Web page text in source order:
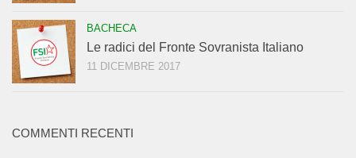
BACHECA
Le radici del Fronte Sovranista Italiano
11 DICEMBRE 2017
COMMENTI RECENTI